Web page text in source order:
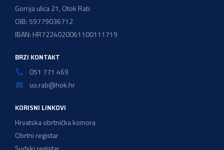
Gornja ulica 21, Otok Rab
OIB: 59779036712
IBAN: HR7224020061100111719
BRZI KONTAKT
051 771 469
uo.rab@hok.hr
KORISNI LINKOVI
Hrvatska obrtnička komora
Obrtni registar